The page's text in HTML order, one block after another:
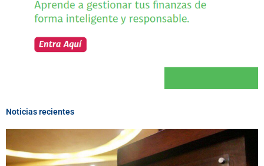
Noticias recientes